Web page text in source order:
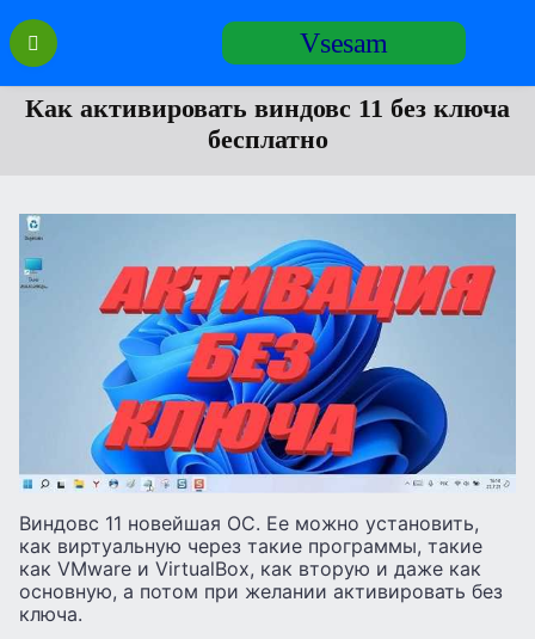
Перейти
содержанию
Vsesam
Как активировать виндовс 11 без ключа
бесплатно
Виндовс 11 новейшая ОС. Ее можно установить,
как виртуальную через такие программы, такие
как VMware и VirtualBox, как вторую и даже как
основную, а потом при желании активировать без
ключа.